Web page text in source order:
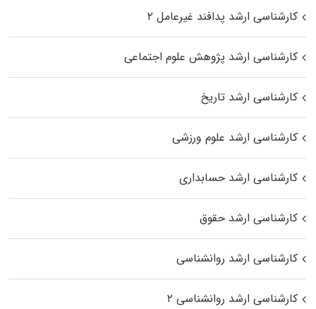
کارشناسی ارشد پدافند غیرعامل ۲
کارشناسی ارشد پژوهش علوم اجتماعی
کارشناسی ارشد تاریخ
کارشناسی ارشد علوم ورزشی
کارشناسی ارشد حسابداری
کارشناسی ارشد حقوق
کارشناسی ارشد روانشناسی
کارشناسی ارشد روانشناسی ۲